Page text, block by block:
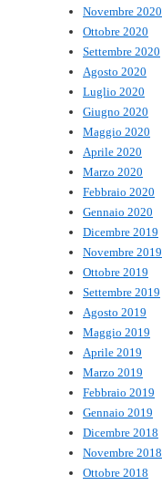
Novembre 2020
Ottobre 2020
Settembre 2020
Agosto 2020
Luglio 2020
Giugno 2020
Maggio 2020
Aprile 2020
Marzo 2020
Febbraio 2020
Gennaio 2020
Dicembre 2019
Novembre 2019
Ottobre 2019
Settembre 2019
Agosto 2019
Maggio 2019
Aprile 2019
Marzo 2019
Febbraio 2019
Gennaio 2019
Dicembre 2018
Novembre 2018
Ottobre 2018